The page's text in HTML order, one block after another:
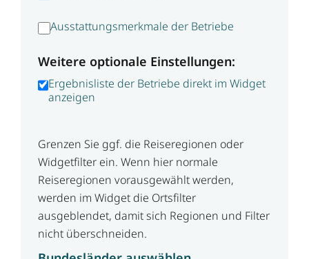
Ausstattungsmerkmale der Betriebe
Weitere optionale Einstellungen:
Ergebnisliste der Betriebe direkt im Widget
anzeigen
Grenzen Sie ggf. die Reiseregionen oder
Widgetfilter ein. Wenn hier normale
Reiseregionen vorausgewählt werden,
werden im Widget die Ortsfilter
ausgeblendet, damit sich Regionen und Filter
nicht überschneiden.